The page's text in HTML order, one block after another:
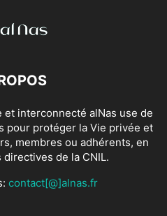
et interconnecté alNas use de
pour protéger la Vie privée et
membres ou adhérents, en
directives de la CNIL.
contact[@]alnas.fr